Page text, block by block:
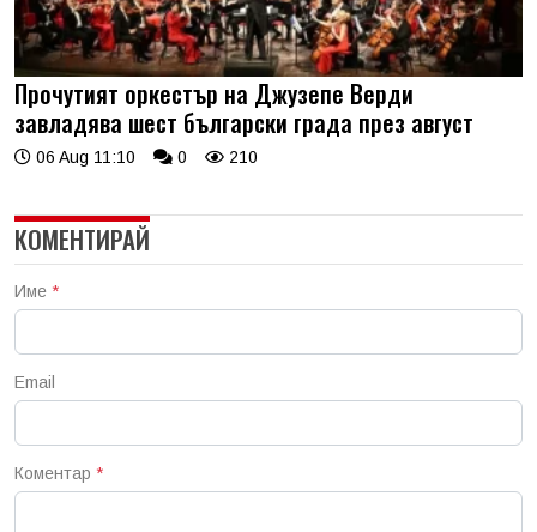
Прочутият оркестър на Джузепе Верди
завладява шест български града през август
06 Aug 11:10 0 210
КОМЕНТИРАЙ
Име *
Email
Коментар *